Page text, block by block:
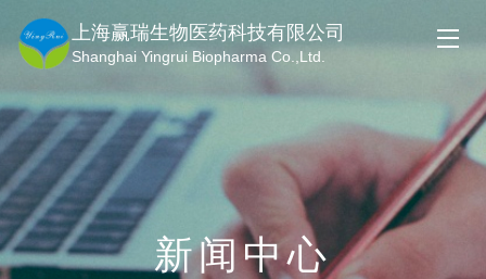
上海赢瑞生物医药科技有限公司
Shanghai Yingrui Biopharma Co.,Ltd.
新闻中心